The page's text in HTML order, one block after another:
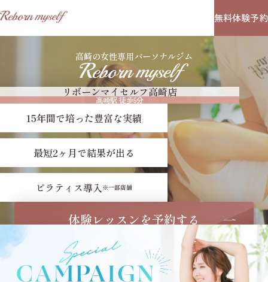
無料体験予約
高崎の女性専用パーソナルジム
リボーンマイセルフ高崎店
高崎駅 徒歩5分
15年間で培った豊富な実績
最短2ヶ月で結果が出る
ピラティス導入※一部店舗
体験レッスンを予約する
体験・カウンセリング 無料